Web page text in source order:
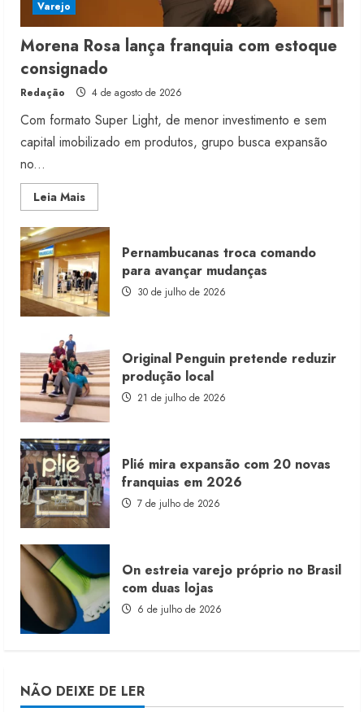
Varejo
Morena Rosa lança franquia com estoque
consignado
Redação 4 de agosto de 2026
Com formato Super Light, de menor investimento e sem
capital imobilizado em produtos, grupo busca expansão
no...
Leia MaisRead
more
Morena
Rosa
lança
franquia
com
estoque
consignado
Pernambucanas troca comando
para avançar mudanças
30 de julho de 2026
Original Penguin pretende reduzir
produção local
21 de julho de 2026
Plié mira expansão com 20 novas
franquias em 2026
7 de julho de 2026
On estreia varejo próprio no Brasil
com duas lojas
6 de julho de 2026
NÃO DEIXE DE LER